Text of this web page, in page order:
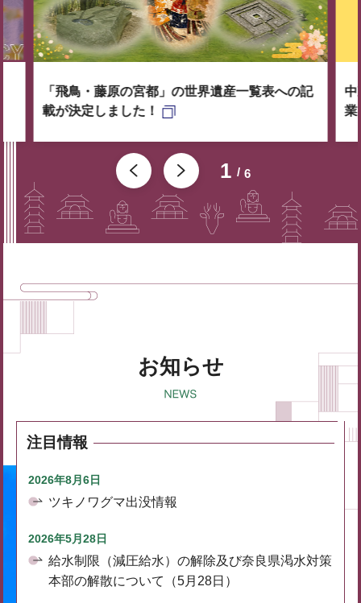
1 6
「飛鳥・藤原の宮都」の世界遺産一覧表への記
載が決定しました！
中
業
お知らせ
注目情報
2026年8月6日
ツキノワグマ出没情報
2026年5月28日
給水制限（減圧給水）の解除及び奈良県渇水対策
本部の解散について（5月28日）